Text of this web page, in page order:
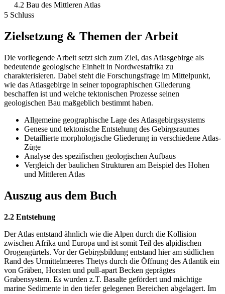
4.2 Bau des Mittleren Atlas
5 Schluss
Zielsetzung & Themen der Arbeit
Die vorliegende Arbeit setzt sich zum Ziel, das Atlasgebirge als
bedeutende geologische Einheit in Nordwestafrika zu
charakterisieren. Dabei steht die Forschungsfrage im Mittelpunkt,
wie das Atlasgebirge in seiner topographischen Gliederung
beschaffen ist und welche tektonischen Prozesse seinen
geologischen Bau maßgeblich bestimmt haben.
Allgemeine geographische Lage des Atlasgebirgssystems
Genese und tektonische Entstehung des Gebirgsraumes
Detaillierte morphologische Gliederung in verschiedene Atlas-
Züge
Analyse des spezifischen geologischen Aufbaus
Vergleich der baulichen Strukturen am Beispiel des Hohen
und Mittleren Atlas
Auszug aus dem Buch
2.2 Entstehung
Der Atlas entstand ähnlich wie die Alpen durch die Kollision
zwischen Afrika und Europa und ist somit Teil des alpidischen
Orogengürtels. Vor der Gebirgsbildung entstand hier am südlichen
Rand des Urmittelmeeres Thetys durch die Öffnung des Atlantik ein
von Gräben, Horsten und pull-apart Becken geprägtes
Grabensystem. Es wurden z.T. Basalte gefördert und mächtige
marine Sedimente in den tiefer gelegenen Bereichen abgelagert. Im